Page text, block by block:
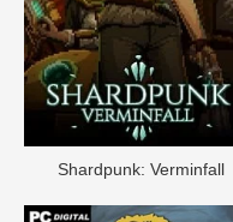
Shardpunk: Verminfall